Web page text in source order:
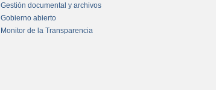
Gestión documental y archivos
Gobierno abierto
Monitor de la Transparencia